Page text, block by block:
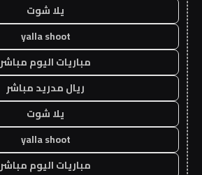
يلا شوت
yalla shoot
مباريات اليوم مباشر
ريال مدريد مباشر
يلا شوت
yalla shoot
مباريات اليوم مباشر